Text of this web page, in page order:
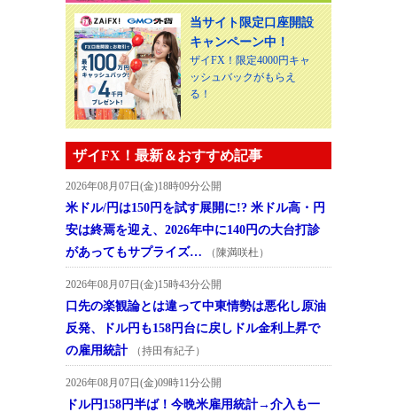
当サイト限定口座開設
キャンペーン中！
ザイFX！限定4000円キャ
ッシュバックがもらえ
る！
ザイFX！最新＆おすすめ記事
2026年08月07日(金)18時09分公開
米ドル/円は150円を試す展開に!? 米ドル高・円
安は終焉を迎え、2026年中に140円の大台打診
があってもサプライズ…
（陳満咲杜）
2026年08月07日(金)15時43分公開
口先の楽観論とは違って中東情勢は悪化し原油
反発、ドル円も158円台に戻しドル金利上昇で
の雇用統計
（持田有紀子）
2026年08月07日(金)09時11分公開
ドル円158円半ば！今晩米雇用統計→介入も一